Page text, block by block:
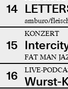
14
amburo/
15
KONZERT
FAT MAN
16 LIVE-
Wurst-